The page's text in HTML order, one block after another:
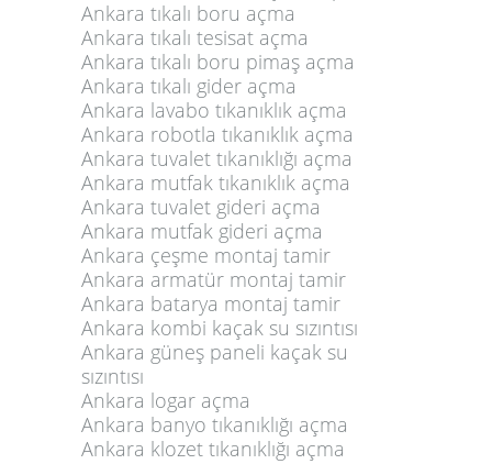
Ankara tıkalı boru açma
Ankara tıkalı tesisat açma
Ankara tıkalı boru pimaş açma
Ankara tıkalı gider açma
Ankara lavabo tıkanıklık açma
Ankara robotla tıkanıklık açma
Ankara tuvalet tıkanıklığı açma
Ankara mutfak tıkanıklık açma
Ankara tuvalet gideri açma
Ankara mutfak gideri açma
Ankara çeşme montaj tamir
Ankara armatür montaj tamir
Ankara batarya montaj tamir
Ankara kombi kaçak su sızıntısı
Ankara güneş paneli kaçak su
sızıntısı
Ankara logar açma
Ankara banyo tıkanıklığı açma
Ankara klozet tıkanıklığı açma